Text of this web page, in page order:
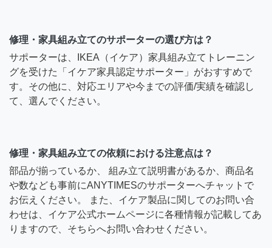
修理・家具組み立てのサポーターの選び方は？
サポーターは、IKEA（イケア）家具組み立てトレーニン
グを受けた「イケア家具認定サポーター」がおすすめで
す。その他に、対応エリアや今までの評価/実績を確認し
て、選んでください。
修理・家具組み立ての依頼における注意点は？
部品が揃っているか、 組み立て説明書があるか、商品名
や数なども事前にANYTIMESのサポーターへチャットで
お伝えください。 また、イケア製品に関してのお問い合
わせは、イケア公式ホームページに各種情報が記載してあ
りますので、そちらへお問い合わせください。